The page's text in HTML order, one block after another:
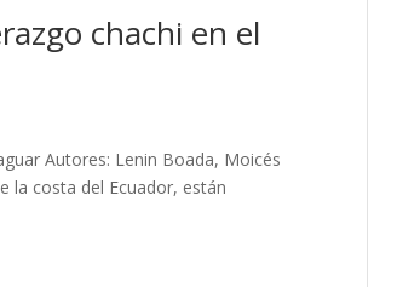
chachi en el
Autores: Lenin Boada, Moicés
la costa del Ecuador, están